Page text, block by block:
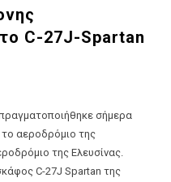
C-27J-Spartan
σήμερα
το αεροδρόμιο της
της Ελευσίνας.
C-27J Spartan της